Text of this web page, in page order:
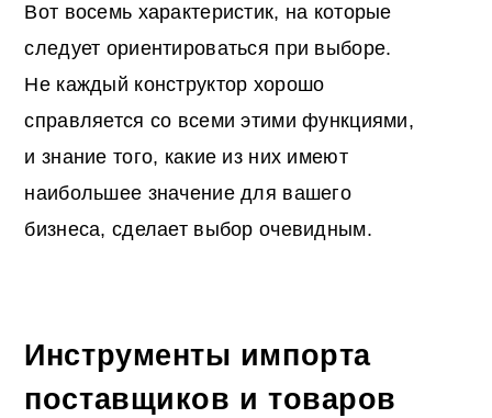
Вот восемь характеристик, на которые
следует ориентироваться при выборе.
Не каждый конструктор хорошо
справляется со всеми этими функциями,
и знание того, какие из них имеют
наибольшее значение для вашего
бизнеса, сделает выбор очевидным.
Инструменты импорта
поставщиков и товаров